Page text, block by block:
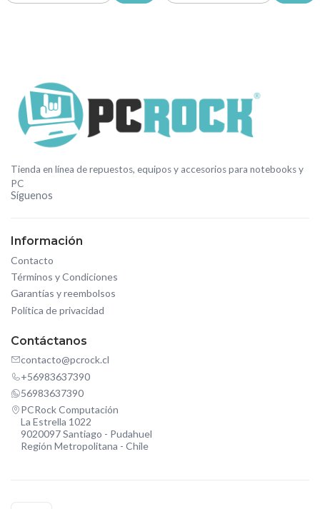
Tienda en línea de repuestos, equipos y accesorios para notebooks y
PC
Síguenos
Información
Contacto
Términos y Condiciones
Garantías y reembolsos
Política de privacidad
Contáctanos
contacto@pcrock.cl
+56983637390
56983637390
PCRock Computación
La Estrella 1022
9020097 Santiago - Pudahuel
Región Metropolitana - Chile